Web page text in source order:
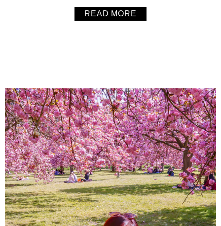
清爽不油膩，配飯配麵都適合。而且只要悶煮 10-15 分鐘這
道【芋頭燉肉】就可以馬上上桌！
READ MORE
About